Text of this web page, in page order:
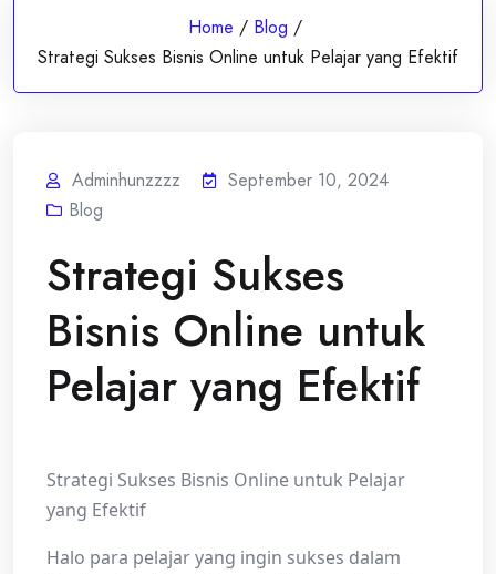
Home / Blog /
Strategi Sukses Bisnis Online untuk Pelajar yang Efektif
Adminhunzzzz
September 10, 2024
Blog
Strategi Sukses
Bisnis Online untuk
Pelajar yang Efektif
Strategi Sukses Bisnis Online untuk Pelajar
yang Efektif
Halo para pelajar yang ingin sukses dalam